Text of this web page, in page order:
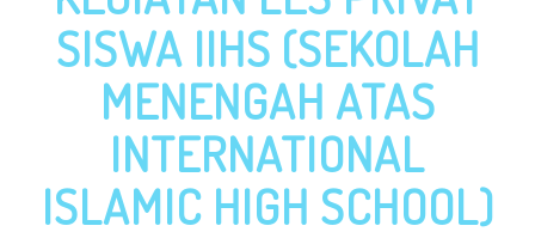
SISWA IIHS (SEKOLAH
MENENGAH ATAS
INTERNATIONAL
ISLAMIC HIGH SCHOOL)